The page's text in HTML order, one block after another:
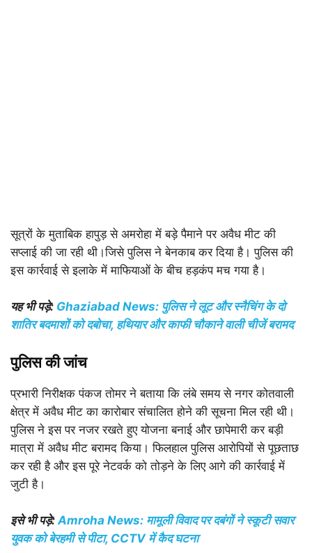
सूत्रों के मुताबिक हापुड़ से अमरोहा में बड़े पैमाने पर अवैध मीट की
सप्लाई की जा रही थी।जिसे पुलिस ने बेनकाब कर दिया है। पुलिस की
इस कार्रवाई से इलाके में माफियाओं के बीच हड़कंप मच गया है।
यह भी पड़े: Ghaziabad News: पुलिस ने लूट और स्नैचिंग के दो
शातिर बदमाशों को दबोचा, हथियार और काफी चौकाने वाली चीजें बरामद
पुलिस की जांच
प्रभारी निरीक्षक पंकज तोमर ने बताया कि लंबे समय से नगर कोतवाली
क्षेत्र में अवैध मीट का कारोबार संचालित होने की सूचना मिल रही थी।
पुलिस ने इस पर नजर रखते हुए योजना बनाई और छापेमारी कर बड़ी
मात्रा में अवैध मीट बरामद किया। फिलहाल पुलिस आरोपियों से पूछताछ
कर रही है और इस पूरे नेटवर्क को तोड़ने के लिए आगे की कार्रवाई में
जुटी है।
इसे भी पड़े: Amroha News: मामूली विवाद पर दबंगों ने स्कूटी सवार
युवक को बेरहमी से पीटा, CCTV में कैद घटना